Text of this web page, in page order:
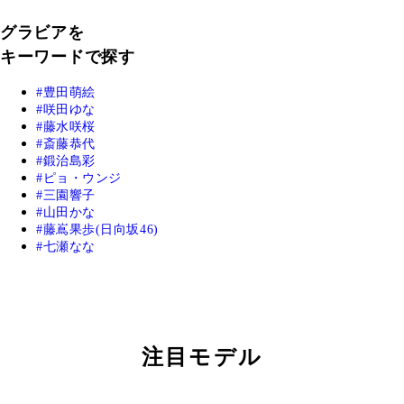
グラビアを
キーワードで探す
豊田萌絵
咲田ゆな
藤水咲桜
斎藤恭代
鍛治島彩
ピョ・ウンジ
三園響子
山田かな
藤嶌果歩(日向坂46)
七瀬なな
注目モデル